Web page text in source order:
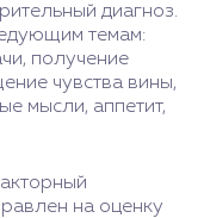
диагноз.
темам:
получение
чувства вины,
мысли, аппетит,
на оценку